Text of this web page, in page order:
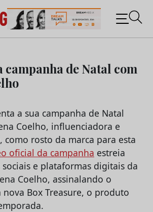
as notícias sobre os negócios do
campanha de Natal com
a sua campanha de Natal
Coelho, influenciadora e
como rosto da marca para esta
oficial da campanha estreia
e plataformas digitais da
Coelho, assinalando o
Box Treasure, o produto